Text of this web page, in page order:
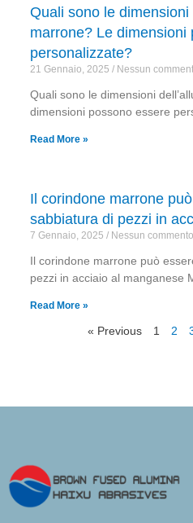
Quali sono le dimensioni
marrone? Le dimensioni
personalizzate?
21 Gennaio, 2025 Nessun
Quali sono le dimensioni
dimensioni possono essere
Read More »
Il corindone marrone
sabbiatura di pezzi in
7 Gennaio, 2025 Nessun commento
Il corindone marrone può
pezzi in acciaio al manganese
Read More »
« Previous 1 2